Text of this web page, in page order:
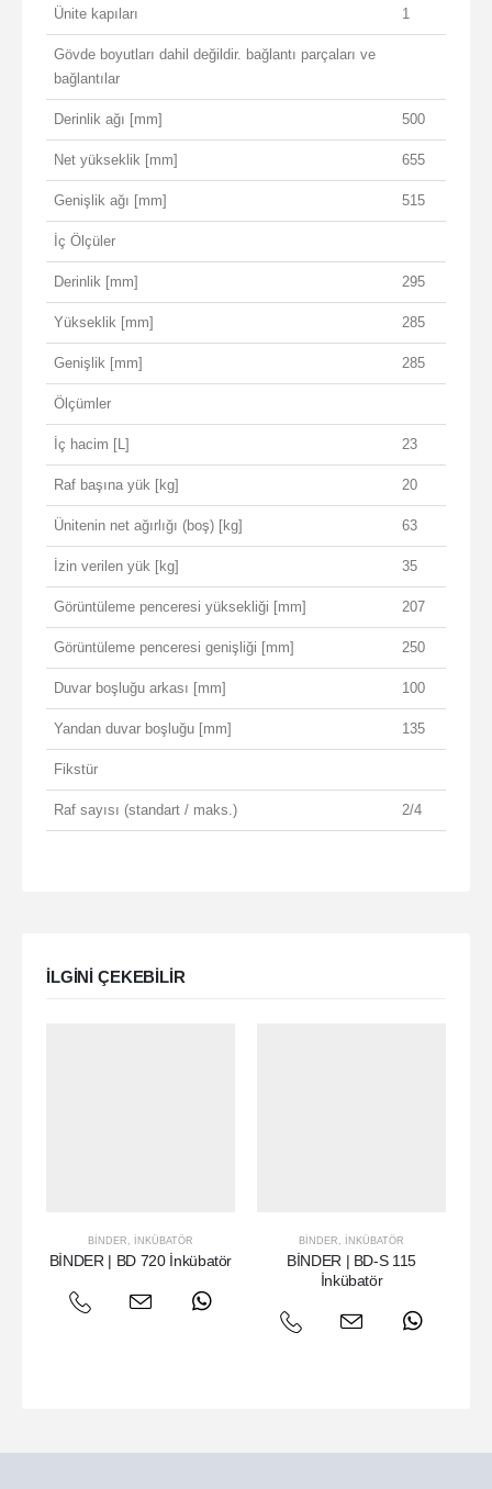
Ünite kapıları 1
Gövde boyutları dahil değildir. bağlantı parçaları ve
bağlantılar
Derinlik ağı [mm] 500
Net yükseklik [mm] 655
Genişlik ağı [mm] 515
İç Ölçüler
Derinlik [mm] 295
Yükseklik [mm] 285
Genişlik [mm] 285
Ölçümler
İç hacim [L] 23
Raf başına yük [kg] 20
Ünitenin net ağırlığı (boş) [kg] 63
İzin verilen yük [kg] 35
Görüntüleme penceresi yüksekliği [mm] 207
Görüntüleme penceresi genişliği [mm] 250
Duvar boşluğu arkası [mm] 100
Yandan duvar boşluğu [mm] 135
Fikstür
Raf sayısı (standart / maks.) 2/4
ILGINI ÇEKEBILIR
BINDER İNKÜBATÖR
BİNDER | BD 720 İnkübatör
BINDER İNKÜBATÖR
BİNDER | BD-S 115
İnkübatör